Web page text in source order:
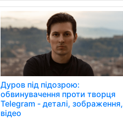
Дуров під підозрою:
обвинувачення проти творця
Telegram - деталі, зображення,
відео